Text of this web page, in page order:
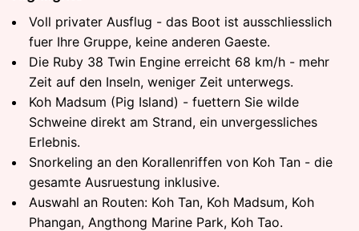
Voll privater Ausflug - das Boot ist ausschliesslich
fuer Ihre Gruppe, keine anderen Gaeste.
Die Ruby 38 Twin Engine erreicht 68 km/h - mehr
Zeit auf den Inseln, weniger Zeit unterwegs.
Koh Madsum (Pig Island) - fuettern Sie wilde
Schweine direkt am Strand, ein unvergessliches
Erlebnis.
Snorkeling an den Korallenriffen von Koh Tan - die
gesamte Ausruestung inklusive.
Auswahl an Routen: Koh Tan, Koh Madsum, Koh
Phangan, Angthong Marine Park, Koh Tao.